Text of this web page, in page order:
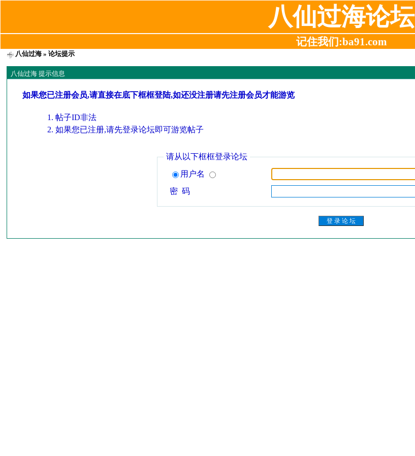
八仙过海论坛
记住我们:ba91.com
八仙过海 » 论坛提示
八仙过海 提示信息
如果您已注册会员,请直接在底下框框登陆,如还没注册请先注册会员才能游览
帖子ID非法
如果您已注册,请先登录论坛即可游览帖子
请从以下框框登录论坛
用户名
密 码